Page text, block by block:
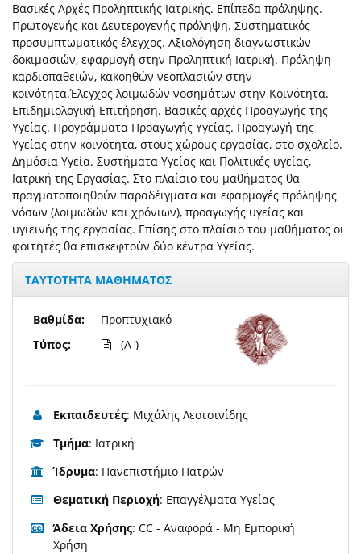
Βασικές Αρχές Προληπτικής Ιατρικής. Επίπεδα πρόληψης.
Πρωτογενής και Δευτερογενής πρόληψη. Συστηματικός
προσυμπτωματικός έλεγχος. Αξιολόγηση διαγνωστικών
δοκιμασιών, εφαρμογή στην Προληπτική Ιατρική. Πρόληψη
καρδιοπαθειών, κακοηθών νεοπλασιών στην
κοινότητα.Έλεγχος λοιμωδών νοσημάτων στην Κοινότητα.
Επιδημιολογική Επιτήρηση. Βασικές αρχές Προαγωγής της
Υγείας. Προγράμματα Προαγωγής Υγείας. Προαγωγή της
Υγείας στην κοινότητα, στους χώρους εργασίας, στο σχολείο.
Δημόσια Υγεία. Συστήματα Υγείας και Πολιτικές υγείας,
Ιατρική της Εργασίας. Στο πλαίσιο του μαθήματος θα
πραγματοποιηθούν παραδέιγματα και εφαρμογές πρόληψης
νόσων (λοιμωδών και χρόνιων), προαγωγής υγείας και
υγιεινής της εργασίας. Επίσης στο πλαίσιο του μαθήματος οι
φοιτητές θα επισκεφτούν δύο κέντρα Υγείας.
ΤΑΥΤΟΤΗΤΑ ΜΑΘΗΜΑΤΟΣ
Βαθμίδα:
Τύπος:
Προπτυχιακό
(A-)
Εκπαιδευτές: Μιχάλης Λεοτσινίδης
Τμήμα: Ιατρική
Ίδρυμα: Πανεπιστήμιο Πατρών
Θεματική Περιοχή: Επαγγέλματα Υγείας
Άδεια Χρήσης: CC - Αναφορά - Μη Εμπορική
Χρήση